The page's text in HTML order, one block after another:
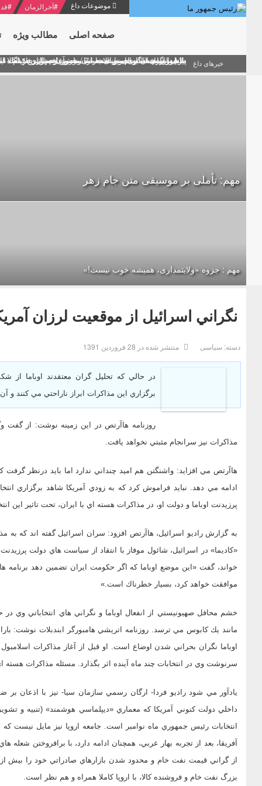
موضوعات داغ #آخرالزمان #
صفحه اصلی مطالب ویژه
خبرهای داغ منشور گفتمان امام و انقلاب - 7 /بخش دوم : شرح پیام ۱۰ خرداد ۱۳۶۹ امام خامنه ای/ فصل پنجم: حفظ عزّت و کرامت انقلابی
بازخوانی افشاگری سپهبد محمود منصور افسر ارشد
دلایل اهمیت سیزدهمین انتخابات ریاست جمهوری از نگاه
بیانات امام خامنه ای در سخنرانی نوروزی خطاب به ملت
پیام نوروزی امام خامنه ای به مناسبت آغاز سال ۱۴۰۰
مهم: تأملی بر موسیقی متن جام زهر
مهم : جزوه «ولایتمداری، همیشه خوب نیست!»
نگراني اسرائيل از موقعيت لرزان
دسته: سیاسی منتشر شده در 28 فروردين 1391
در حالي كه تحليل گران معتقدند اوباما
برگزاري اين مذاكرات ابراز ناراحتي مي كنند و
روزنامه هاآرتص در اين زمينه نوشت: از گفت
مذاكرات نيز سرانجام مثبتي نخواهد يافت.
هاآرتص مي افزايد: واشنگتن هم اميد چنداني ندارد اما بايد درنظر
ادامه مي دهد. نبايد فراموش كرد كه به زودي آمريكا شاهد برگزاري
پرزيدنت اوباما و دولت او، در مذاكرات هسته اي با ايران، تحت تاثير اين
به گزارش راديو اسرائيل، هاآرتص افزود: سران اسرائيل گفته اند كه
«كاديما» در اسرائيل، شائول موفاز با انتقاد از سياست هاي دولت
خواند، گفت «اين موضع اوباما كه اگر حكومت ايران تضمين دهد
موافقت خواهد كرد، بسيار خطرناك است.»
خشم محافل صهيونيستي از انفعال اوباما و نگراني هاي انتخاباتي وي
مانند يك كابوس مي ترسد. روزنامه اتريشي هامبورگر ابندبلات نوشت:
اوباما نگران بحراني شدن اوضاع است. او قبل از آغاز مذاكرات
سرنوشت وي در انتخابات چند ماه آينده اثر بگذارد. مسئله مذاكرات
يادآور مي شود راديو فردا- ارگان رسمي سازمان سيا- نيز با اذعان
داخلي دولت كنوني آمريكا كه معماري «ديپلماسي هوشمند» (تنبيه و
انتخابات رئيس جمهوري ماه نوامبر است. جامعه اروپا نيز مايل
آفريقا، بعد از تجربه بهار عربي، همچنان ادامه دارد، با برافروختن
از گراني قيمت نفت خام و محدود شدن بازارهاي صادراتي خود را بيش
بزرگ نفت خام و فروشنده كالا، با اروپا كاملا همراه و هم نظر است.